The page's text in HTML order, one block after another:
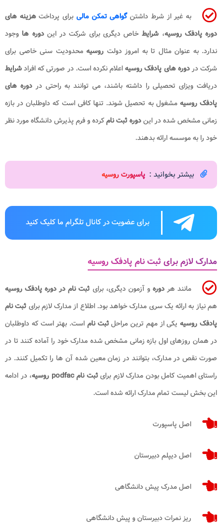
به غیر از شرط داشتنگواهی تمکن مالی برای پرداختهزینه های
دوره پادفک روسیه، شرایط خاص دیگری برای شرکت در ایندوره ها وجود
ندارد. به عنوان مثال تا به امروز دولت روسیهمحدودیت سنی خاصی برای
شرکت دردوره های پادفک روسیهاعلام نکرده است. در صورتی که افرادشرایط
دریافت ویزای تحصیلی را داشته باشند، می توانند به راحتی دردوره های
پادفک روسیه مشغول به تحصیل شوند. تنها کافی است که داوطلبان در بازه
زمانی مشخص شده در ایندوره ثبت نامکرده و فرم پذیرش دانشگاه مورد نظر
خود را به موسسه ارائه بدهند.
بیشتر بخوانید : پاسپورت روسیه
برای عضویت در کانال تلگرام ما کلیک کنید
مدارک لازم برای ثبت نام پادفک روسیه
مانند هردورهو آزمون دیگری، برای ثبت نام در دوره پادفک روسیه
هم نیاز به ارائه یک سری مدارک خواهد بود. اطلاع از مدارک لازم برای ثبت نام
پادفک روسیهیکی از مهم ترین مراحلثبت نام است. بهتر است که داوطلبان
در همان روزهای اول بازه زمانی مشخص شده مدارک خود را آماده کنند تا در
صورت نقص در مدارک، بتوانند در زمان معین شده آن ها را تکمیل کنند. در
راستای اهمیت کامل بودن مدارک لازم برایثبت نامpodfac روسیه، در ادامه
این بخش لیست تمام مدارک ارائه شده است.
اصل پاسپورت
اصل دیپلم دبیرستان
اصل مدرک پیش دانشگاهی
ریز نمرات دبیرستان و پیش دانشگاهی